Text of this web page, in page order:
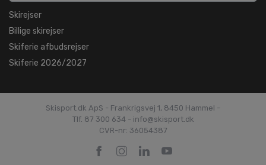
Skirejser
Billige skirejser
Skiferie afbudsrejser
Skiferie 2026/2027
Skisport.dk ApS - Frankrigsvej 1, 8450 Hammel -
Tlf. 87 300 634 - info@skisport.dk
CVR-nr: 36054387